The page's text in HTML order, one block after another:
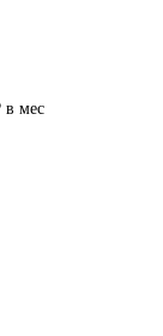
в мес